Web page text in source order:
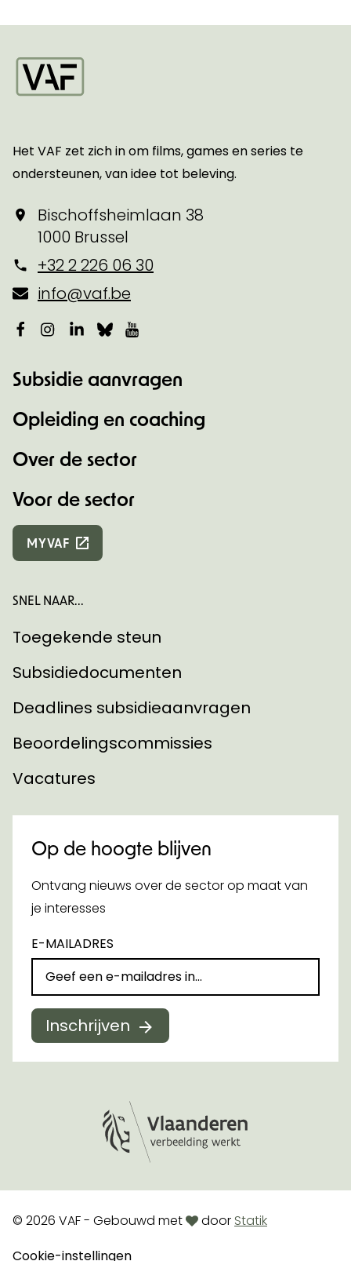
Het VAF zet zich in om films, games en series te
ondersteunen, van idee tot beleving.
Bischoffsheimlaan 38
1000 Brussel
+32 2 226 06 30
info@vaf.be
Facebook
Instagram
LinkedIn
Bluesky
Subsidie aanvragen
Opleiding en coaching
Over de sector
Voor de sector
MYVAF
SNEL NAAR...
Toegekende steun
Subsidiedocumenten
Deadlines subsidieaanvragen
Beoordelingscommissies
Vacatures
Op de hoogte blijven
Ontvang nieuws over de sector op maat van
je interesses
E-MAILADRES
Inschrijven
© 2026 VAF - Gebouwd metlovedoor Statik
Cookie-instellingen